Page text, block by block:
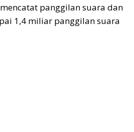
panggilan suara dan
1,4 miliar panggilan suara